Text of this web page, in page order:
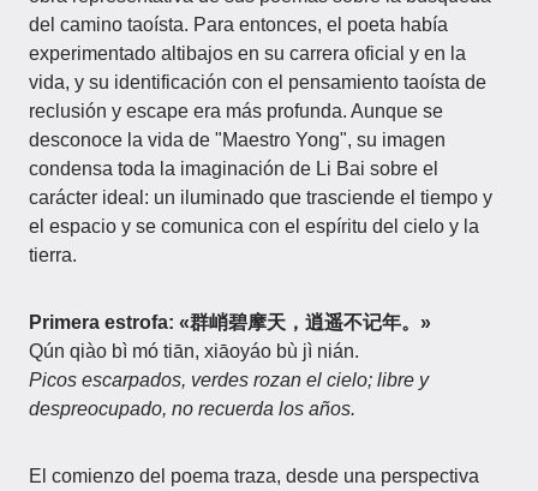
del camino taoísta. Para entonces, el poeta había
experimentado altibajos en su carrera oficial y en la
vida, y su identificación con el pensamiento taoísta de
reclusión y escape era más profunda. Aunque se
desconoce la vida de "Maestro Yong", su imagen
condensa toda la imaginación de Li Bai sobre el
carácter ideal: un iluminado que trasciende el tiempo y
el espacio y se comunica con el espíritu del cielo y la
tierra.
Primera estrofa: «群峭碧摩天，逍遥不记年。»
Qún qiào bì mó tiān, xiāoyáo bù jì nián.
Picos escarpados, verdes rozan el cielo; libre y
despreocupado, no recuerda los años.
El comienzo del poema traza, desde una perspectiva